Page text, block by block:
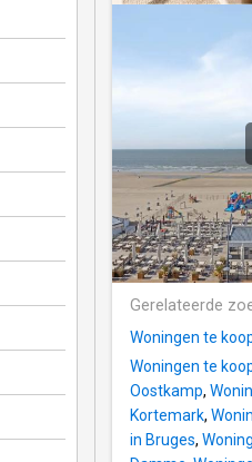
Gerelateerde
Woningen te
Woningen te
Oostkamp,
Kortemark,
in Bruges,